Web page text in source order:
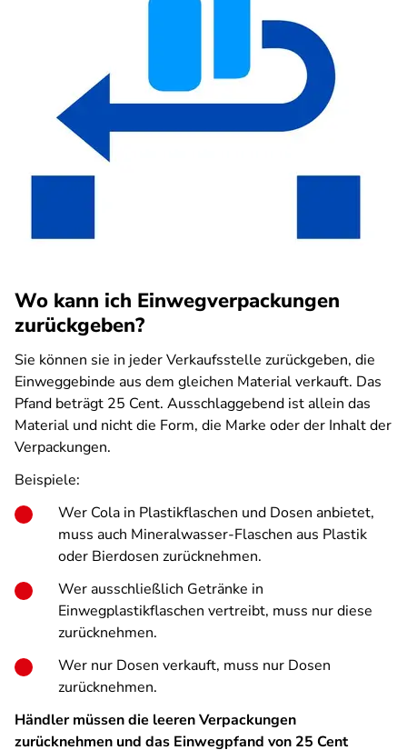
Wo kann ich Einwegverpackungen
zurückgeben?
Sie können sie in jeder Verkaufsstelle zurückgeben, die
Einweggebinde aus dem gleichen Material verkauft. Das
Pfand beträgt 25 Cent. Ausschlaggebend ist allein das
Material und nicht die Form, die Marke oder der Inhalt der
Verpackungen.
Beispiele:
Wer Cola in Plastikflaschen und Dosen anbietet,
muss auch Mineralwasser-Flaschen aus Plastik
oder Bierdosen zurücknehmen.
Wer ausschließlich Getränke in
Einwegplastikflaschen vertreibt, muss nur diese
zurücknehmen.
Wer nur Dosen verkauft, muss nur Dosen
zurücknehmen.
Händler müssen die leeren Verpackungen
zurücknehmen und das Einwegpfand von 25 Cent